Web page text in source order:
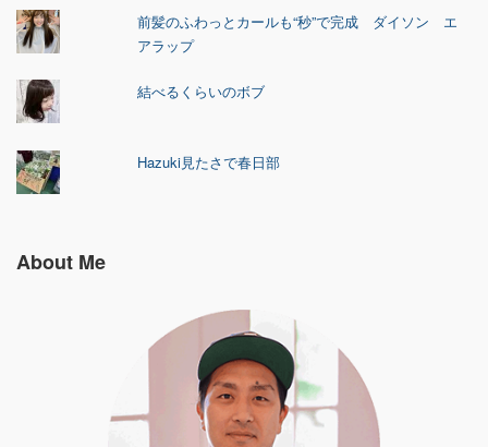
前髪のふわっとカールも“秒”で完成 ダイソン エ
アラップ
結べるくらいのボブ
Hazuki見たさで春日部
About Me